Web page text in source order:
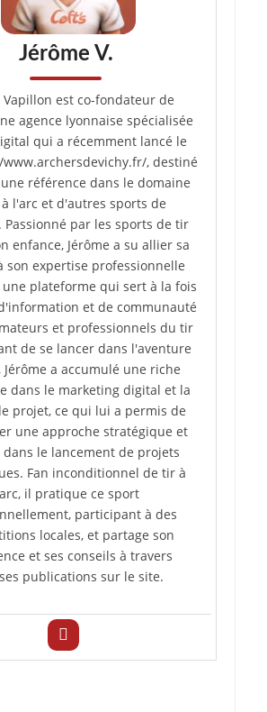
Jérôme V.
Vapillon est co-fondateur de
agence lyonnaise spécialisée
qui a récemment lancé le
, destiné
référence dans le domaine
l'arc et d'autres sports de
Passionné par les sports de tir
enfance, Jérôme a su allier sa
son expertise professionnelle
plateforme qui sert à la fois
et de communauté
et professionnels du tir
de se lancer dans l'aventure
Jérôme a accumulé une riche
dans le marketing digital et la
projet, ce qui lui a permis de
une approche stratégique et
dans le lancement de projets
Fan inconditionnel de tir à
il pratique ce sport
participant à des
locales, et partage son
et ses conseils à travers
publications sur le site.